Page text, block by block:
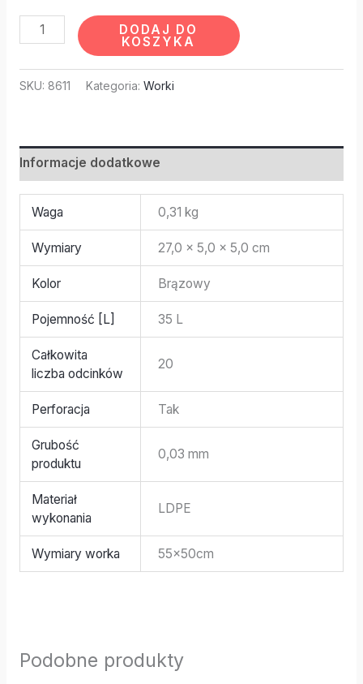
DODAJ DO
KOSZYKA
SKU: 8611 Kategoria: Worki
Informacje dodatkowe
Waga 0,31 kg
Wymiary 27,0 × 5,0 × 5,0 cm
Kolor Brązowy
Pojemność [L] 35 L
Całkowita
liczba odcinków
20
Perforacja Tak
Grubość
produktu
0,03 mm
Materiał
wykonania
LDPE
Wymiary worka 55x50cm
Podobne produkty